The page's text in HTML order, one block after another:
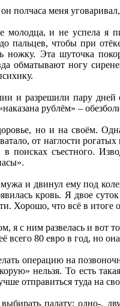
полчаса меня
молодца, и не успела я
пальцев, чтобы при
ножку. Эта шуточка
обматывают ногу
и разрешили пару дней
рублём» –
но и на своём.
от наглости
поисках съестного.
и двинул ему под
кровь. Я двое
Хорошо, что всё в итоге
я с ним развелась и вот
всего 80 евро в год, но
операцию на
нельзя. То есть
отправиться туда на
палату: одно-,